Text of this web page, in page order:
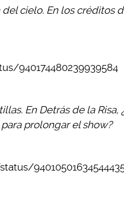
cielo. En los créditos
940174480239939584
En Detrás de la
prolongar el show?